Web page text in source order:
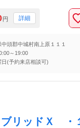
円 詳細
頭郡中城村南上原１１１
～19:00
日(予約来店相談可)